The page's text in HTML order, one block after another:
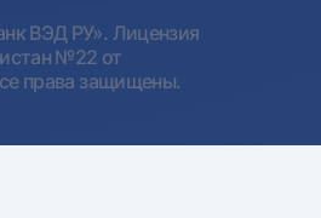
ВЭД РУ». Лицензия
№22 от
права защищены.